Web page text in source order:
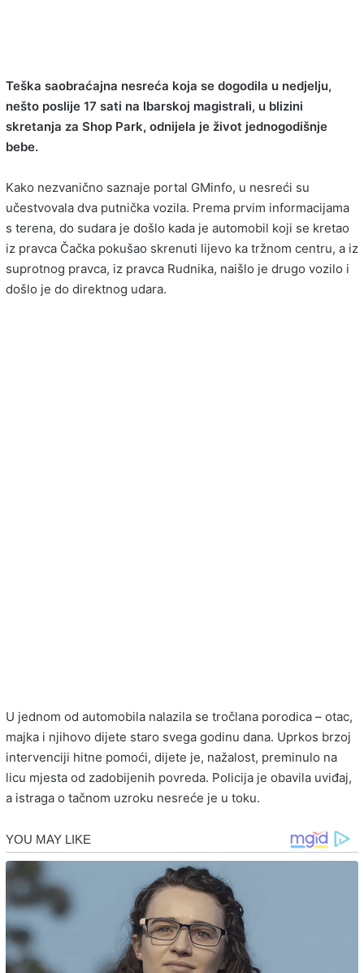
Teška saobraćajna nesreća koja se dogodila u nedjelju,
nešto poslije 17 sati na Ibarskoj magistrali, u blizini
skretanja za Shop Park, odnijela je život jednogodišnje
bebe.
Kako nezvanično saznaje portal GMinfo, u nesreći su
učestvovala dva putnička vozila. Prema prvim informacijama
s terena, do sudara je došlo kada je automobil koji se kretao
iz pravca Čačka pokušao skrenuti lijevo ka tržnom centru, a iz
suprotnog pravca, iz pravca Rudnika, naišlo je drugo vozilo i
došlo je do direktnog udara.
U jednom od automobila nalazila se tročlana porodica – otac,
majka i njihovo dijete staro svega godinu dana. Uprkos brzoj
intervenciji hitne pomoći, dijete je, nažalost, preminulo na
licu mjesta od zadobijenih povreda. Policija je obavila uviđaj,
a istraga o tačnom uzroku nesreće je u toku.